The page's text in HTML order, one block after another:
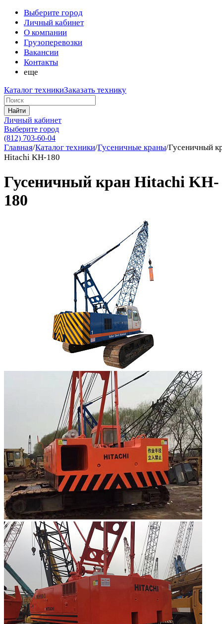
Выберите город
Личный кабинет
О компании
Грузоперевозки
Вакансии
Контакты
еще
Каталог техникиЗаказать технику
Найти
Личный кабинет
Выберите город
(812) 703-60-04
Главная/Каталог техники/Гусеничные краны/Гусеничный
Hitachi KH-180
Гусеничный кран Hitachi KH-
180